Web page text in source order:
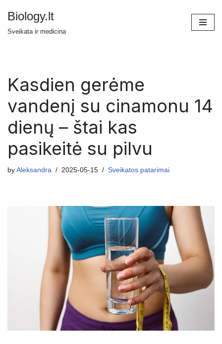
Biology.lt
Sveikata ir medicina
Kasdien gerėme
vandenį su cinamonu 14
dienų – štai kas
pasikeitė su pilvu
by Aleksandra 2025-05-15 Sveikatos patarimai